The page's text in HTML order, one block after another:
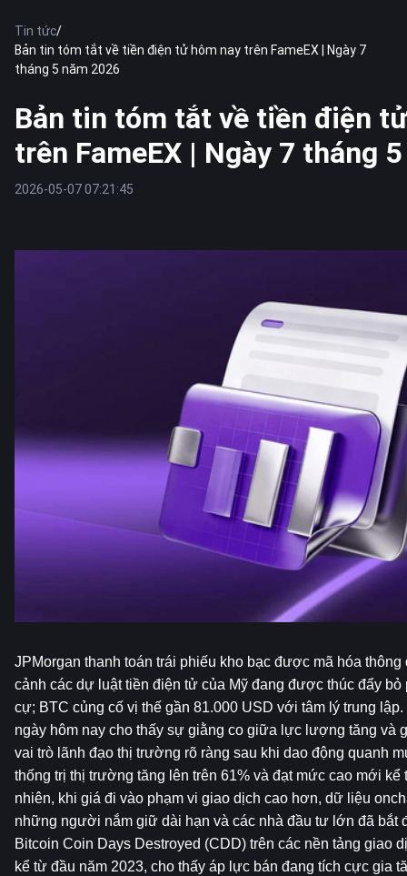
Tin tức/
Bản tin tóm tắt về tiền điện tử hôm nay trên FameEX | Ngày 7
tháng 5 năm 2026
Bản tin tóm tắt về tiền điện
trên FameEX | Ngày 7 tháng
2026-05-07 07:21:45
JPMorgan thanh toán trái phiếu kho bạc được mã hóa
cảnh các dự luật tiền điện tử của Mỹ đang được thúc đẩy bỏ
cự; BTC củng cố vị thế gần 81.000 USD với tâm lý trung
ngày hôm nay cho thấy sự giằng co giữa lực lượng tăng và
vai trò lãnh đạo thị trường rõ ràng sau khi dao động quanh
thống trị thị trường tăng lên trên 61% và đạt mức cao mới kể
nhiên, khi giá đi vào phạm vi giao dịch cao hơn, dữ liệu
những người nắm giữ dài hạn và các nhà đầu tư lớn đã bắt
Bitcoin Coin Days Destroyed (CDD) trên các nền tảng giao
kể từ đầu năm 2023, cho thấy áp lực bán đang tích cực gia